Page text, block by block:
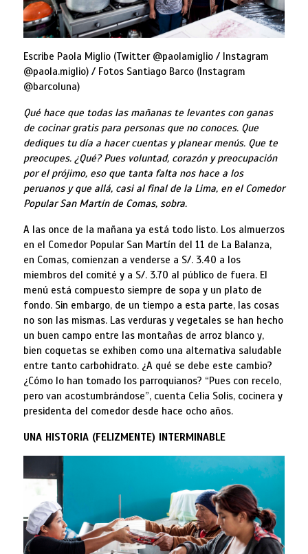
Escribe Paola Miglio (Twitter @paolamiglio / Instagram
@paola.miglio) / Fotos Santiago Barco (Instagram
@barcoluna)
Qué hace que todas las mañanas te levantes con ganas
de cocinar gratis para personas que no conoces. Que
dediques tu día a hacer cuentas y planear menús. Que te
preocupes. ¿Qué? Pues voluntad, corazón y preocupación
por el prójimo, eso que tanta falta nos hace a los
peruanos y que allá, casi al final de la Lima, en el Comedor
Popular San Martín de Comas, sobra.
A las once de la mañana ya está todo listo. Los almuerzos
en el Comedor Popular San Martín del 11 de La Balanza,
en Comas, comienzan a venderse a S/. 3.40 a los
miembros del comité y a S/. 3.70 al público de fuera. El
menú está compuesto siempre de sopa y un plato de
fondo. Sin embargo, de un tiempo a esta parte, las cosas
no son las mismas. Las verduras y vegetales se han hecho
un buen campo entre las montañas de arroz blanco y,
bien coquetas se exhiben como una alternativa saludable
entre tanto carbohidrato. ¿A qué se debe este cambio?
¿Cómo lo han tomado los parroquianos? “Pues con recelo,
pero van acostumbrándose”, cuenta Celia Solis, cocinera y
presidenta del comedor desde hace ocho años.
UNA HISTORIA (FELIZMENTE) INTERMINABLE